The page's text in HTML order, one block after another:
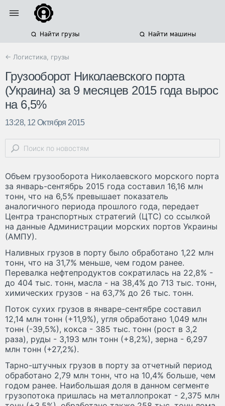
Найти грузы Найти машины
← Логистика, грузы
Грузооборот Николаевского порта
(Украина) за 9 месяцев 2015 года вырос
на 6,5%
13:28, 12 Октября 2015
Объем грузооборота Николаевского морского порта
за январь-сентябрь 2015 года составил 16,16 млн
тонн, что на 6,5% превышает показатель
аналогичного периода прошлого года, передает
Центра транспортных стратегий (ЦТС) со ссылкой
на данные Администрации морских портов Украины
(АМПУ).
Наливных грузов в порту было обработано 1,22 млн
тонн, что на 31,7% меньше, чем годом ранее.
Перевалка нефтепродуктов сократилась на 22,8% -
до 404 тыс. тонн, масла - на 38,4% до 713 тыс. тонн,
химических грузов - на 63,7% до 26 тыс. тонн.
Поток сухих грузов в январе-сентябре составил
12,14 млн тонн (+11,9%), угля обработано 1,049 млн
тонн (-39,5%), кокса - 385 тыс. тонн (рост в 3,2
раза), руды - 3,193 млн тонн (+8,2%), зерна - 6,297
млн тонн (+27,2%).
Тарно-штучных грузов в порту за отчетный период
обработано 2,79 млн тонн, что на 10,4% больше, чем
годом ранее. Наибольшая доля в данном сегменте
грузопотока пришлась на металлопрокат - 2,375 млн